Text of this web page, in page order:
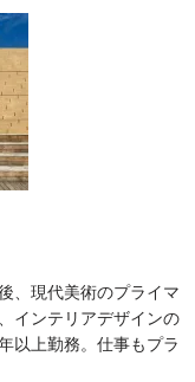
、現代美術のプライマ
インテリアデザインの
以上勤務。仕事もプラ